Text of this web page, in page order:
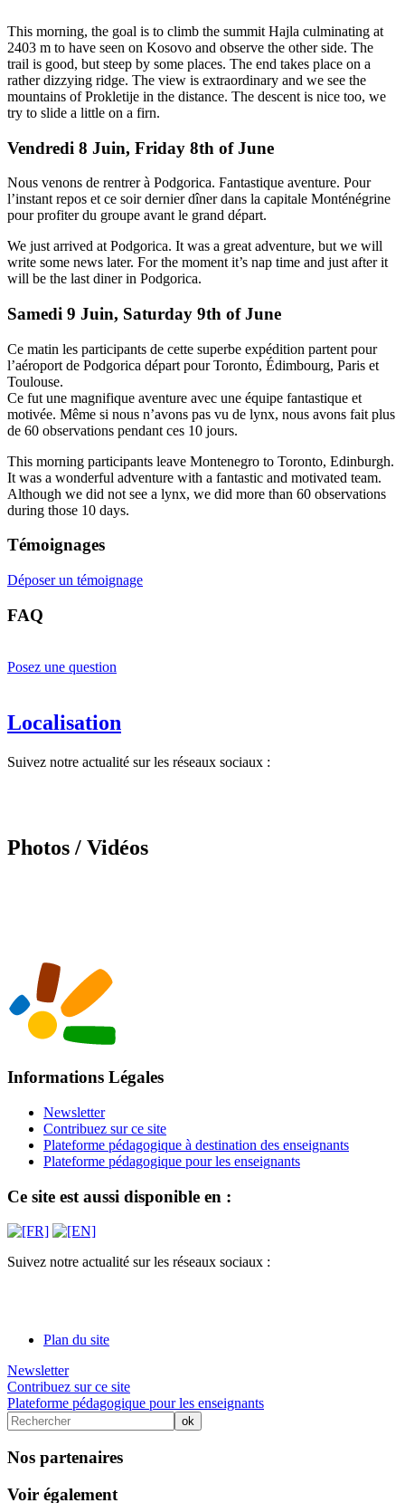
This morning, the goal is to climb the summit Hajla culminating at
2403 m to have seen on Kosovo and observe the other side. The
trail is good, but steep by some places. The end takes place on a
rather dizzying ridge. The view is extraordinary and we see the
mountains of Prokletije in the distance. The descent is nice too, we
try to slide a little on a firn.
Vendredi 8 Juin, Friday 8th of June
Nous venons de rentrer à Podgorica. Fantastique aventure. Pour
l’instant repos et ce soir dernier dîner dans la capitale Monténégrine
pour profiter du groupe avant le grand départ.
We just arrived at Podgorica. It was a great adventure, but we will
write some news later. For the moment it’s nap time and just after it
will be the last diner in Podgorica.
Samedi 9 Juin, Saturday 9th of June
Ce matin les participants de cette superbe expédition partent pour
l’aéroport de Podgorica départ pour Toronto, Édimbourg, Paris et
Toulouse.
Ce fut une magnifique aventure avec une équipe fantastique et
motivée. Même si nous n’avons pas vu de lynx, nous avons fait plus
de 60 observations pendant ces 10 jours.
This morning participants leave Montenegro to Toronto, Edinburgh.
It was a wonderful adventure with a fantastic and motivated team.
Although we did not see a lynx, we did more than 60 observations
during those 10 days.
Témoignages
Déposer un témoignage
FAQ
Posez une question
Localisation
Suivez notre actualité sur les réseaux sociaux :
Photos / Vidéos
Informations Légales
Newsletter
Contribuez sur ce site
Plateforme pédagogique à destination des enseignants
Plateforme pédagogique pour les enseignants
Ce site est aussi disponible en :
Suivez notre actualité sur les réseaux sociaux :
Plan du site
Newsletter
Contribuez sur ce site
Plateforme pédagogique pour les enseignants
Nos partenaires
Voir également